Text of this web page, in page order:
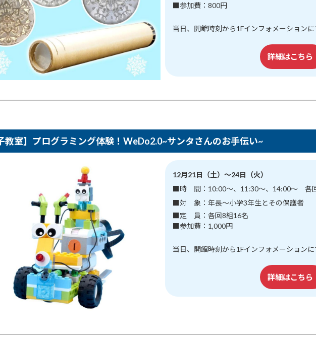
■参加費：800円
当日、開館時刻から1Fインフォメーションに
詳細はこちら
教室】プログラミング体験！WeDo2.0~サンタさんのお手伝い~
12月21日（土）～24日（火）
■時 間：10:00～、11:30～、14:00～ 各
■対 象：年長～小学3年生とその保護者
■定 員：各回8組16名
■参加費：1,000円
当日、開館時刻から1Fインフォメーションに
詳細はこちら